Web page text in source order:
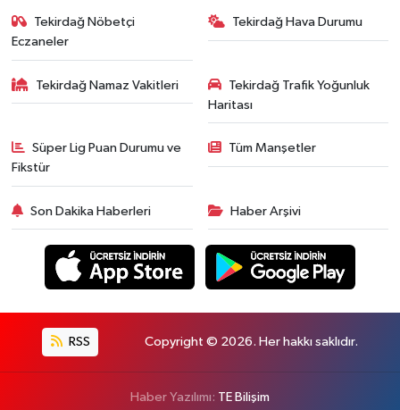
Tekirdağ Nöbetçi
Eczaneler
Tekirdağ Hava Durumu
Tekirdağ Namaz Vakitleri
Tekirdağ Trafik Yoğunluk
Haritası
Süper Lig Puan Durumu ve
Fikstür
Tüm Manşetler
Son Dakika Haberleri Haber Arşivi
RSS Copyright © 2026. Her hakkı saklıdır.
Haber Yazılımı: TE Bilişim